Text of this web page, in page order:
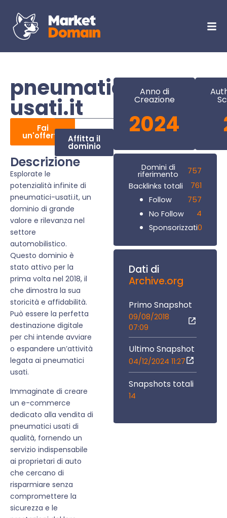
pneumatici-
usati.it
Fai
un'offerta Affitta il
dominio
Descrizione
Esplorate le
potenzialità infinite di
pneumatici-usati.it, un
dominio di grande
valore e rilevanza nel
settore
automobilistico.
Questo dominio è
stato attivo per la
prima volta nel 2018, il
che dimostra la sua
storicità e affidabilità.
Può essere la perfetta
destinazione digitale
per chi intende avviare
o espandere un’attività
legata ai pneumatici
usati.
Immaginate di creare
un e-commerce
dedicato alla vendita di
pneumatici usati di
qualità, fornendo un
servizio indispensabile
ai proprietari di auto
che cercano di
risparmiare senza
compromettere la
sicurezza e le
Anno di
Creazione
2024
Domini di
riferimento
757
Backlinks totali
761
Follow
757
No Follow
4
Sponsorizzati0
Dati di
Archive.org
Primo Snapshot
09/08/2018
07:09
Ultimo Snapshot
04/12/2024 11:27
Snapshots totali
14